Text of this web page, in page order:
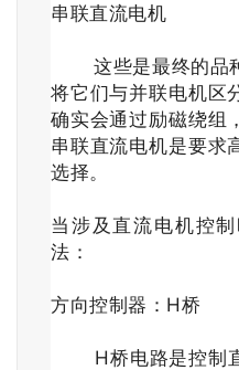
串联直流电机
这些是最终的品
将它们与并联电机区
确实会通过励磁绕组
串联直流电机是要求
选择。
当涉及直流电机控
法：
方向控制器：H桥
H桥电路是控制